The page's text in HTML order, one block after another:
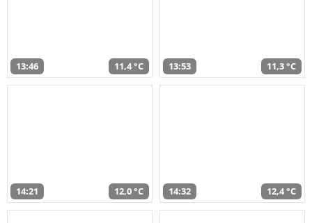
13:46 11,4 °C 13:53 11,3 °C
14:21 12,0 °C 14:32 12,4 °C